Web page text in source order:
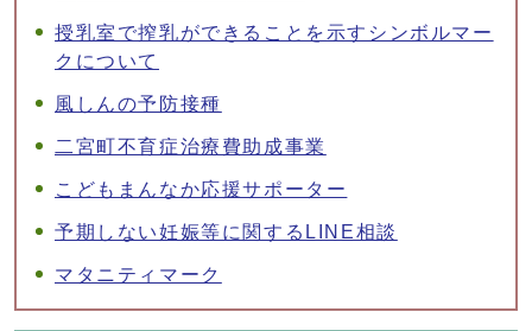
授乳室で搾乳ができることを示すシンボルマー
クについて
風しんの予防接種
二宮町不育症治療費助成事業
こどもまんなか応援サポーター
予期しない妊娠等に関するLINE相談
マタニティマーク